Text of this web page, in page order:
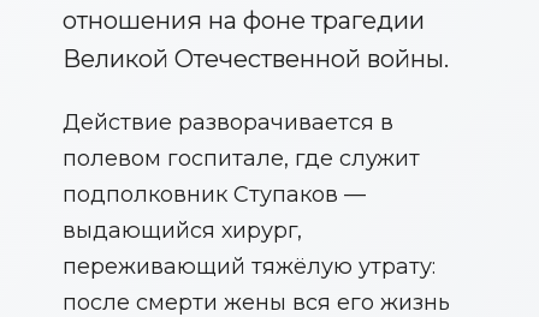
отношения на фоне трагедии
Великой Отечественной войны.
Действие разворачивается в
полевом госпитале, где служит
подполковник Ступаков —
выдающийся хирург,
переживающий тяжёлую утрату:
после смерти жены вся его жизнь